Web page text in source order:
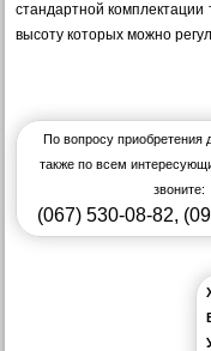
стандартной
высоту которых можно
По вопросу приобретения
также по всем
звоните:
(067) 530-08-82,